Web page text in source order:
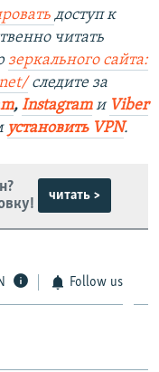
доступ к
читать
зеркального сайта:
следите за
, Instagramи Viber
установить VPN.
читать >
Follow us